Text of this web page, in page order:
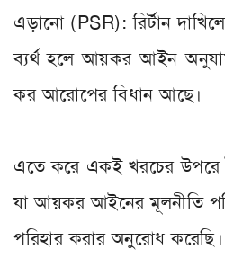
এড়ানো (PSR): রির্টান
ব্যর্থ হলে আয়কর আইন
কর আরোপের বিধান আছে।
এতে করে একই খরচের
যা আয়কর আইনের মূলনীতি
পরিহার করার অনুরোধ করেছি।